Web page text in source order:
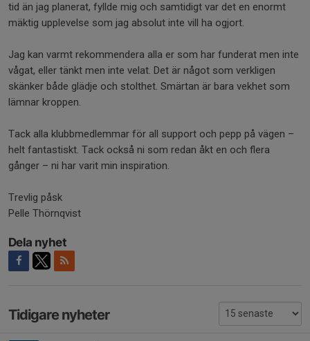
tid än jag planerat, fyllde mig och samtidigt var det en enormt
mäktig upplevelse som jag absolut inte vill ha ogjort.
Jag kan varmt rekommendera alla er som har funderat men inte
vågat, eller tänkt men inte velat. Det är något som verkligen
skänker både glädje och stolthet. Smärtan är bara vekhet som
lämnar kroppen.
Tack alla klubbmedlemmar för all support och pepp på vägen –
helt fantastiskt. Tack också ni som redan åkt en och flera
gånger – ni har varit min inspiration.
Trevlig påsk
Pelle Thörnqvist
Dela nyhet
Tidigare nyheter